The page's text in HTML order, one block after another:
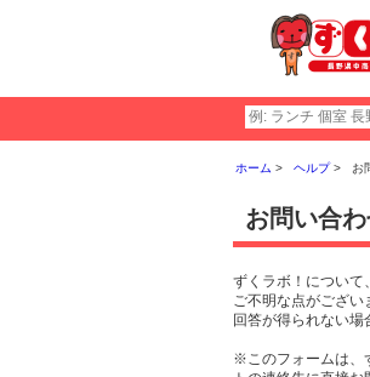
ホーム ヘルプ お
お問い合
ずくラボ！について
ご不明な点がござい
回答が得られない場
※このフォームは、